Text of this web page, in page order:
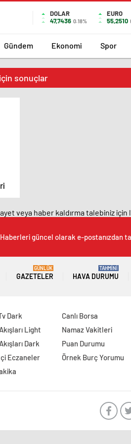
DOLAR
47,7436 0.18%
EURO
55,2510
Gündem Ekonomi Spor
sonuçlar
veya haber kaldırma talebiniz için
Haberleri güncel olarak e-postanızdan
GAZETELER
GÜNLÜK
HAVA DURUMU
TAHMİNİ
Dark
Light
Dark
Eczaneler
Canlı Borsa
Namaz Vakitleri
Puan Durumu
Örnek Burç Yorumu